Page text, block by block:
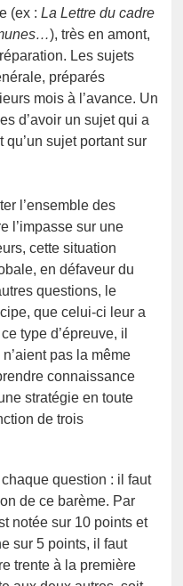
(ex :La Lettre du cadre
), très en amont,
Les sujets
préparés
mois à l’avance. Un
d’avoir un sujet qui a
qu’un sujet portant sur
l’ensemble des
l’impasse sur une
cette situation
en défaveur du
questions, le
que celui-ci leur a
type d’épreuve, il
pas la même
connaissance
stratégie en toute
de trois
question : il faut
de ce barème. Par
notée sur 10 points et
sur 5 points, il faut
trente à la première